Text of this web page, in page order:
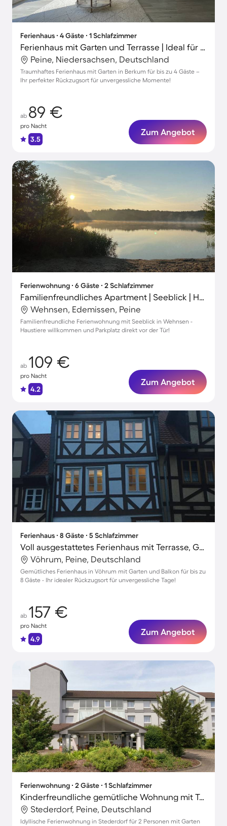
Ferienhaus ∙ 4 Gäste ∙ 1 Schlafzimmer
Ferienhaus mit Garten und Terrasse | Ideal für Homeoffice
Peine, Niedersachsen, Deutschland
Traumhaftes Ferienhaus mit Garten in Berkum für bis zu 4 Gäste –
Ihr perfekter Rückzugsort für unvergessliche Momente!
ab 89 €
pro Nacht
3.5
Zum Angebot
Ferienwohnung ∙ 6 Gäste ∙ 2 Schlafzimmer
Familienfreundliches Apartment | Seeblick | Hunde erlaubt
Wehnsen, Edemissen, Peine
Familienfreundliche Ferienwohnung mit Seeblick in Wehnsen -
Haustiere willkommen und Parkplatz direkt vor der Tür!
ab 109 €
pro Nacht
4.2
Zum Angebot
Ferienhaus ∙ 8 Gäste ∙ 5 Schlafzimmer
Voll ausgestattetes Ferienhaus mit Terrasse, Garten und Grill | Stadtblick
Vöhrum, Peine, Deutschland
Gemütliches Ferienhaus in Vöhrum mit Garten und Balkon für bis zu
8 Gäste - Ihr idealer Rückzugsort für unvergessliche Tage!
ab 157 €
pro Nacht
4.9
Zum Angebot
Ferienwohnung ∙ 2 Gäste ∙ 1 Schlafzimmer
Kinderfreundliche gemütliche Wohnung mit Terrasse und Garten | Ideal für Homeoffice | Haustiere sind willkommen
Stederdorf, Peine, Deutschland
Idyllische Ferienwohnung in Stederdorf für 2 Personen mit Garten